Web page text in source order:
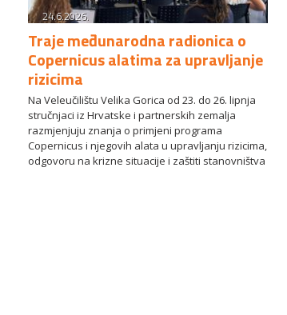
24.6.2026.
Traje međunarodna radionica o
Copernicus alatima za upravljanje
rizicima
Na Veleučilištu Velika Gorica od 23. do 26. lipnja
stručnjaci iz Hrvatske i partnerskih zemalja
razmjenjuju znanja o primjeni programa
Copernicus i njegovih alata u upravljanju rizicima,
odgovoru na krizne situacije i zaštiti stanovništva